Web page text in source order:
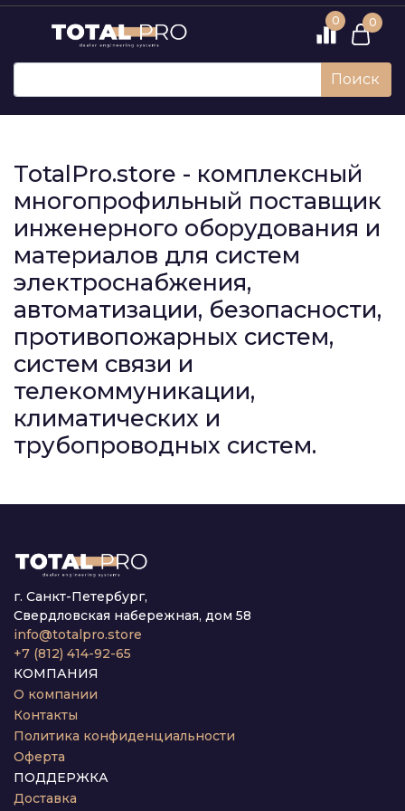
0 0
Поиск
TotalPro.store - комплексный
многопрофильный поставщик
инженерного оборудования и
материалов для систем
электроснабжения,
автоматизации, безопасности,
противопожарных систем,
систем связи и
телекоммуникации,
климатических и
трубопроводных систем.
г. Санкт-Петербург,
Свердловская набережная, дом 58
info@totalpro.store
+7 (812) 414-92-65
КОМПАНИЯ
О компании
Контакты
Политика конфиденциальности
Оферта
ПОДДЕРЖКА
Доставка